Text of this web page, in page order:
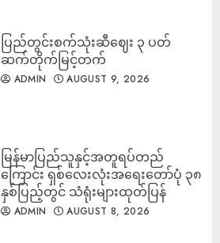
ပြည်တွင်းစက်သုံးဆီဈေး ၃ ပတ်
ဆက်တိုက်မြင့်တက်
ADMIN AUGUST 9, 2026
မြန်မာပြည်သူနှင့်အတူရပ်တည်
ကြောင်း ရှစ်လေးလုံးအရေးတော်ပုံ ၃၈
နှစ်ပြည့်တွင် သံရုံးများထုတ်ပြန်
ADMIN AUGUST 8, 2026